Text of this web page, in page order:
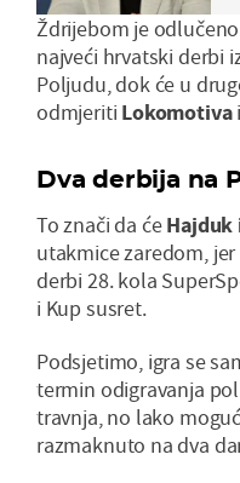
Ždrijebom je
najveći hrvatski derbi
Poljudu, dok će u
odmjeriti Lokomotivai
Dva derbija na
To znači da ćeHajduk
utakmice zaredom,
derbi 28. kola
i Kup susret.
Podsjetimo, igra se
termin odigravanja
travnja, no lako
razmaknuto na dva